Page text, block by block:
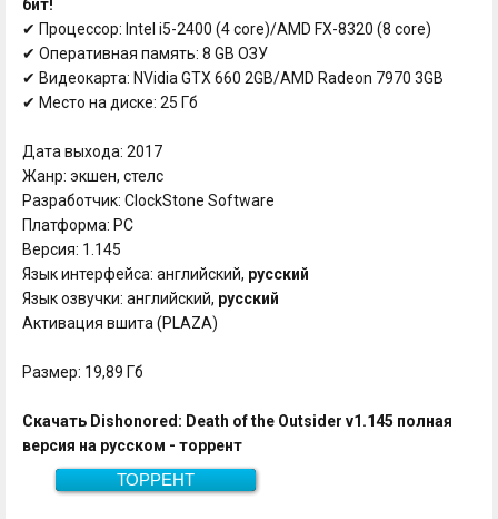
бит!
✔ Процессор: Intel i5-2400 (4 core)/AMD FX-8320 (8 core)
✔ Оперативная память: 8 GB ОЗУ
✔ Видеокарта: NVidia GTX 660 2GB/AMD Radeon 7970 3GB
✔ Место на диске: 25 Гб
Дата выхода: 2017
Жанр: экшен, стелс
Разработчик: ClockStone Software
Платформа: PC
Версия: 1.145
Язык интерфейса: английский, русский
Язык озвучки: английский, русский
Активация вшита (PLAZA)
Размер: 19,89 Гб
Скачать Dishonored: Death of the Outsider v1.145 полная
версия на русском - торрент
ТОРРЕНТ
19,89 Гб
Скачать